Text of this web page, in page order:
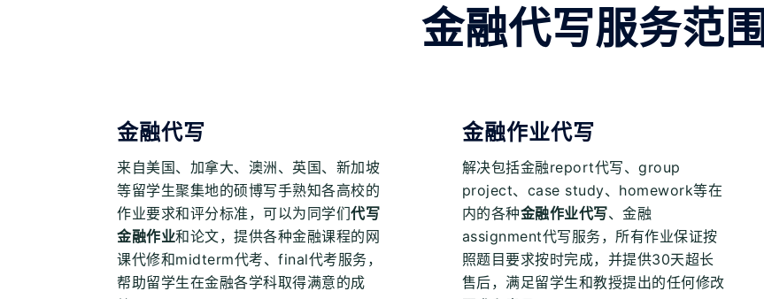
金融代写服务范围
金融代写
来自美国、加拿大、澳洲、英国、新加坡
等留学生聚集地的硕博写手熟知各高校的
作业要求和评分标准，可以为同学们代写
金融作业和论文，提供各种金融课程的网
课代修和midterm代考、final代考服务，
帮助留学生在金融各学科取得满意的成
金融作业代写
解决包括金融report代写、group
project、case study、homework等在
内的各种金融作业代写、金融
assignment代写服务，所有作业保证按
照题目要求按时完成，并提供30天超长
售后，满足留学生和教授提出的任何修改